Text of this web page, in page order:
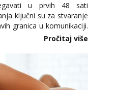
u prvih 48 sati
ključni su za stvaranje
granica u komunikaciji.
osobnih ili intimnih
još nije zaslužila to
Pročitaj više